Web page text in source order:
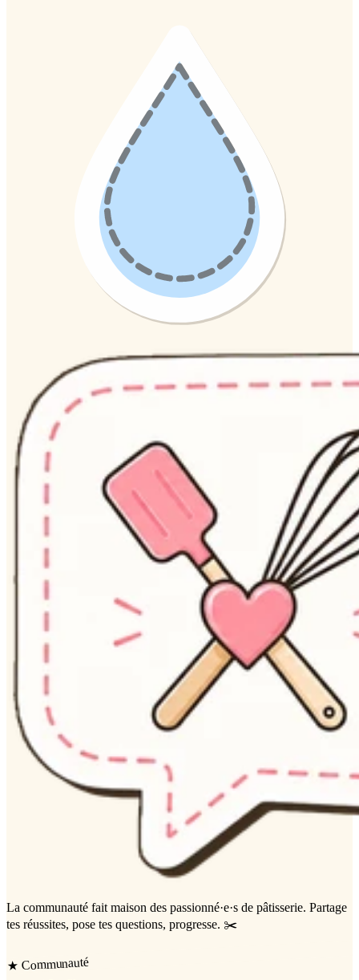
La communauté fait maison des passionné·e·s de pâtisserie. Partage
tes réussites, pose tes questions, progresse. ✂️
★ Communauté